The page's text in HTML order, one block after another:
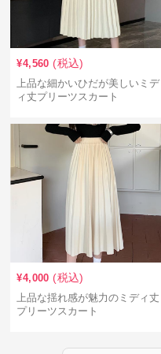
¥4,560 (税込)
上品な細かいひだが美しいミデ
ィ丈プリーツスカート
¥4,000 (税込)
上品な揺れ感が魅力のミディ丈
プリーツスカート